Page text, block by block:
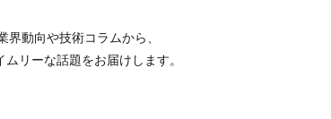
動向や技術コラムから、
リーな話題をお届けします。